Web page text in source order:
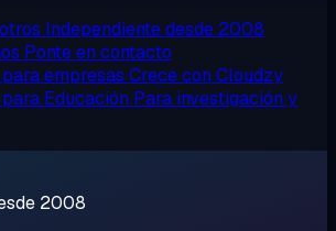
Independiente desde 2008
Ponte en contacto
empresas Crece con Cloudzy
Educación Para investigación y
2008